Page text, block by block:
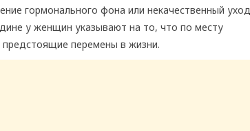
гормонального фона или некачественный уход
у женщин указывают на то, что по месту
перемены в жизни.